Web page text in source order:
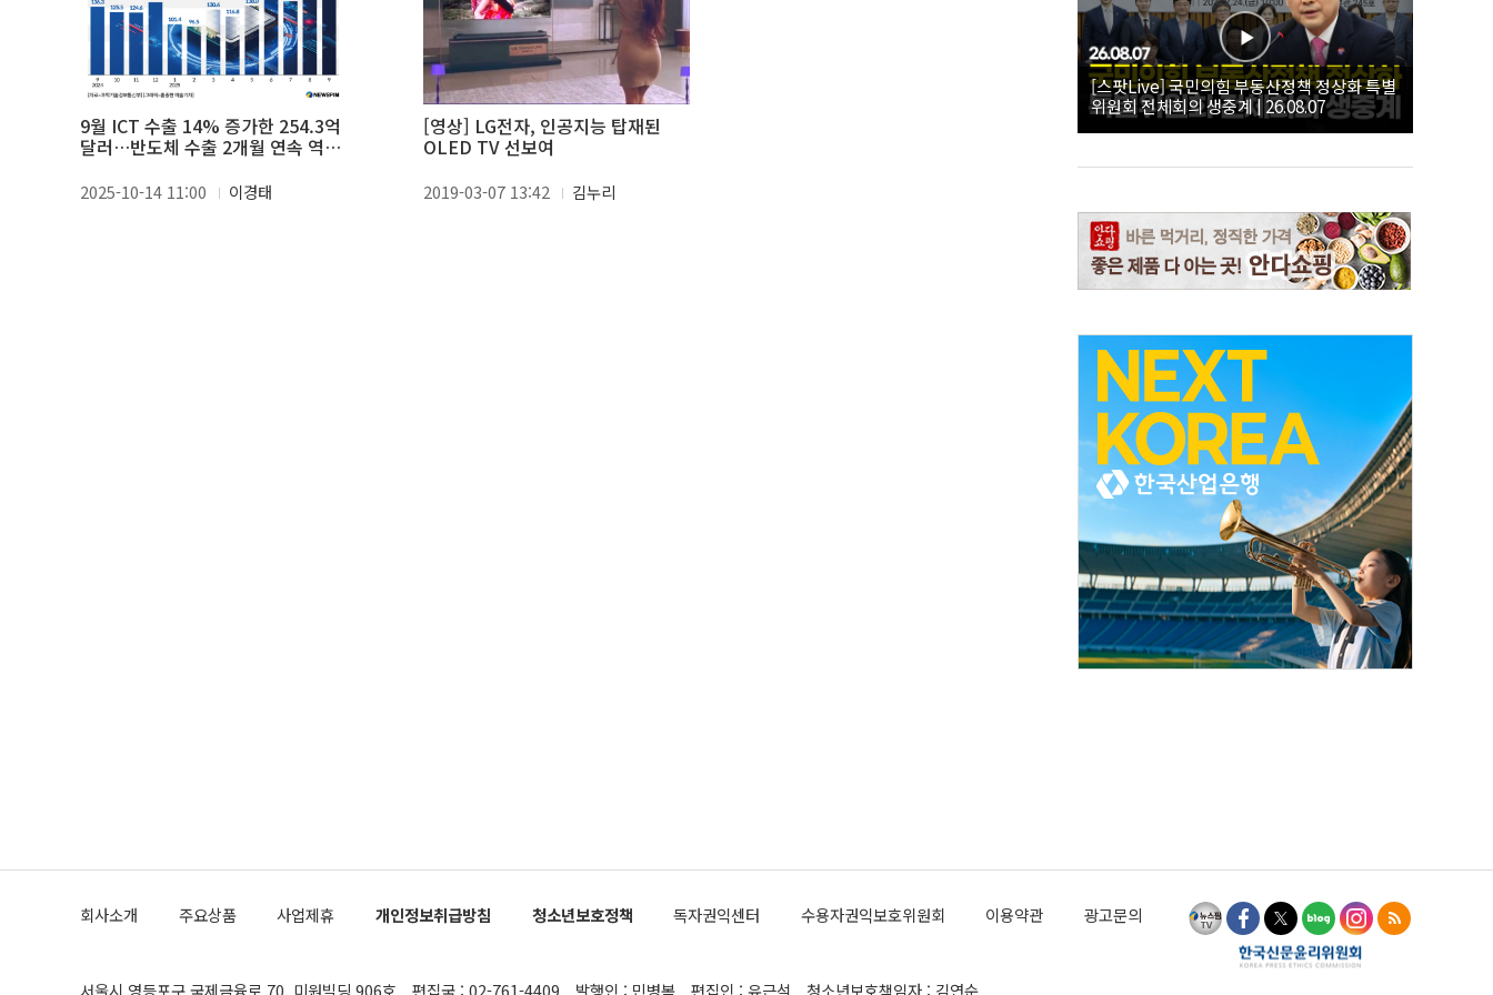
9월 ICT 수출 14% 증가한 254.3억
달러…반도체 수출 2개월 연속 역대
2025-10-14 11:00 이경태
[영상] LG전자, 인공지능 탑재된
OLED TV 선보여
2019-03-07 13:42 김누리
[스팟Live] 국민의힘 부동산정책 정상화 특별
위원회 전체회의 생중계 | 26.08.07
회사소개 주요상품 사업제휴 개인정보취급방침 청소년보호정책 독자권익센터 수용자권익보호위원회 이용약관 광고문의
서울시 영등포구 국제금융로 70, 미원빌딩 906호 편집국 : 02-761-4409 발행인 : 민병복 편집인 : 유근석 청소년보호책임자 : 김연순